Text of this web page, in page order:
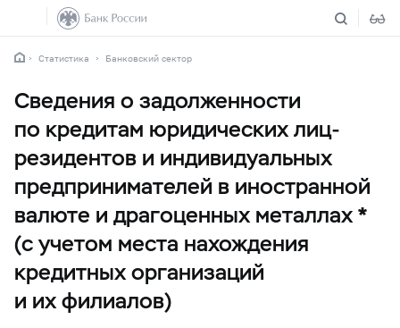
Статистика Банковский сектор
Сведения о задолженности
по кредитам юридических лиц-
резидентов и индивидуальных
предпринимателей в иностранной
валюте и драгоценных металлах *
(с учетом места нахождения
кредитных организаций
и их филиалов)